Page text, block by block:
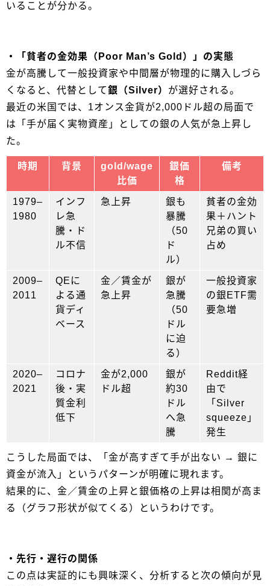
いることが分かる。
・「貧者の金効果（Poor Man’s Gold）」の実態
金が高騰して一般投資家や中間層が物理的に購入しづら
くなると、代替として銀（Silver） が選好される。
最近の米国では、1オンス金貨が2,000ドル超の局面で
は「手が届く実物資産」としての銀の人気が急上昇し
た。
時期 背景
gold/wage
比価
銀価
格
備考
1979–
1980
インフ
レ急
騰・ド
ル不信
急上昇
銀も
暴騰
（50
ド
ル）
貧者の金効
果＋ハント
兄弟の買い
占め
2009–
2011
QEに
よる通
貨ディ
ベース
金／賃金が
急上昇
銀が
急騰
（50
ドル
に迫
る）
一般投資家
の銀ETF需
要急増
2020–
2021
コロナ
後・実
質金利
低下
金が2,000
ドル超
銀が
約30
ドル
へ急
騰
Reddit経
由で
「Silver
squeeze」
発生
こうした局面では、「金が高すぎて手が出ない → 銀に
資金が流入」というパターンが明確に現れます。
結果的に、金／賃金の上昇と銀価格の上昇は相関が高ま
る（グラフ形状が似てくる）というわけです。
・先行・遅行の関係
この点は実証的にも興味深く、分析すると次の傾向が見